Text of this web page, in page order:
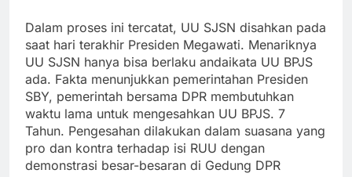
Dalam proses ini tercatat, UU SJSN disahkan pada
saat hari terakhir Presiden Megawati. Menariknya
UU SJSN hanya bisa berlaku andaikata UU BPJS
ada. Fakta menunjukkan pemerintahan Presiden
SBY, pemerintah bersama DPR membutuhkan
waktu lama untuk mengesahkan UU BPJS. 7
Tahun. Pengesahan dilakukan dalam suasana yang
pro dan kontra terhadap isi RUU dengan
demonstrasi besar-besaran di Gedung DPR